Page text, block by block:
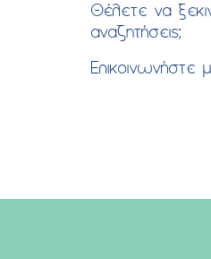
Θέλετε να
αναζητήσεις;
Επικοινωνήστε